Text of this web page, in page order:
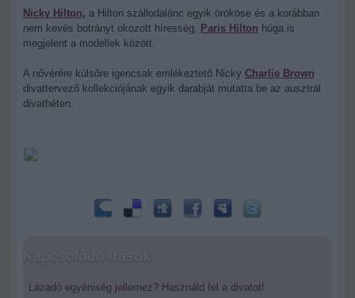
Nicky Hilton, a Hilton szállodalánc egyik örököse és a korábban
nem kevés botrányt okozott híresség, Paris Hilton húga is
megjelent a modellek között.
A nővérére külsőre igencsak emlékeztető Nicky Charlie Brown
divattervező kollekciójának egyik darabját mutatta be az ausztrál
divathéten.
Kapcsolódó írások:
Lázadó egyéniség jellemez? Használd fel a divatot!